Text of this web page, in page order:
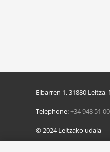
Elbarren 1, 31880 Leitza,
Telephone:+34 948 51
© 2024 Leitzako udala